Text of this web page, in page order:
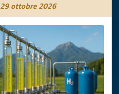
29 ottobre 2026